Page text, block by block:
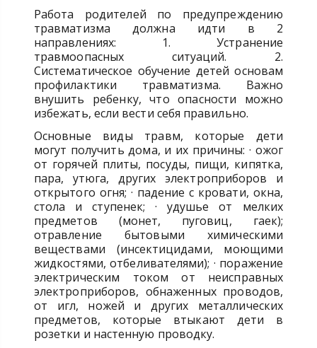
Работа родителей по предупреждению
травматизма должна идти в 2
направлениях: 1. Устранение
травмоопасных ситуаций. 2.
Систематическое обучение детей основам
профилактики травматизма. Важно
внушить ребенку, что опасности можно
избежать, если вести себя правильно.
Основные виды травм, которые дети
могут получить дома, и их причины: · ожог
от горячей плиты, посуды, пищи, кипятка,
пара, утюга, других электроприборов и
открытого огня; · падение с кровати, окна,
стола и ступенек; · удушье от мелких
предметов (монет, пуговиц, гаек);
отравление бытовыми химическими
веществами (инсектицидами, моющими
жидкостями, отбеливателями); · поражение
электрическим током от неисправных
электроприборов, обнаженных проводов,
от игл, ножей и других металлических
предметов, которые втыкают дети в
розетки и настенную проводку.